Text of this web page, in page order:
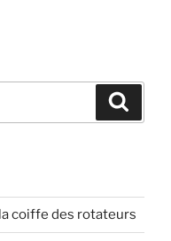
coiffe des rotateurs